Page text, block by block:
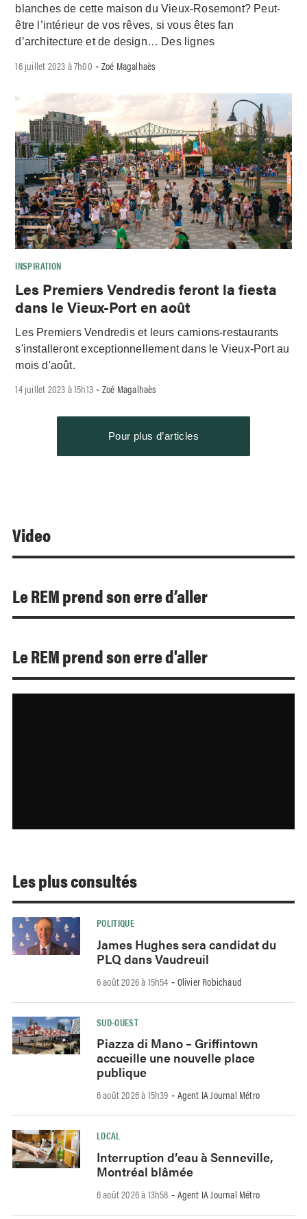
blanches de cette maison du Vieux-Rosemont? Peut-
être l’intérieur de vos rêves, si vous êtes fan
d’architecture et de design… Des lignes
16 juillet 2023 à 7h00 - Zoé Magalhaès
INSPIRATION
Les Premiers Vendredis feront la fiesta
dans le Vieux-Port en août
Les Premiers Vendredis et leurs camions-restaurants
s'installeront exceptionnellement dans le Vieux-Port au
mois d'août.
14 juillet 2023 à 15h13 -Zoé Magalhaès
Pour plus d’articles
Video
Le REM prend son erre d’aller
Le REM prend son erre d'aller
Les plus consultés
POLITIQUE
James Hughes sera candidat du
PLQ dans Vaudreuil
6 août 2026 à 15h54 - Olivier Robichaud
SUD-OUEST
Piazza di Mano – Griffintown
accueille une nouvelle place
publique
6 août 2026 à 15h39 - Agent IA Journal Métro
LOCAL
Interruption d’eau à Senneville,
Montréal blâmée
6 août 2026 à 13h58 - Agent IA Journal Métro